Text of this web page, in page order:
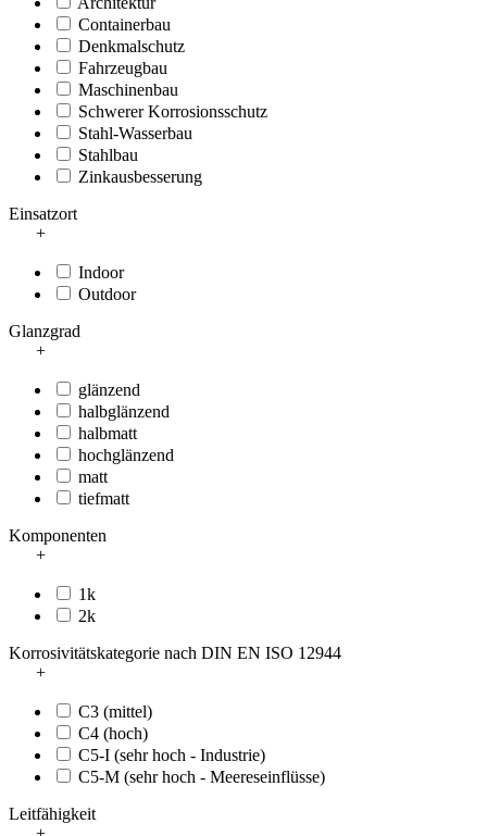
Containerbau
Denkmalschutz
Fahrzeugbau
Maschinenbau
Schwerer Korrosionsschutz
Stahl-Wasserbau
Stahlbau
Zinkausbesserung
Einsatzort
+
Indoor
Outdoor
Glanzgrad
+
glänzend
halbglänzend
halbmatt
hochglänzend
matt
tiefmatt
Komponenten
+
1k
2k
Korrosivitätskategorie nach DIN EN ISO 12944
+
C3 (mittel)
C4 (hoch)
C5-I (sehr hoch - Industrie)
C5-M (sehr hoch - Meereseinflüsse)
Leitfähigkeit